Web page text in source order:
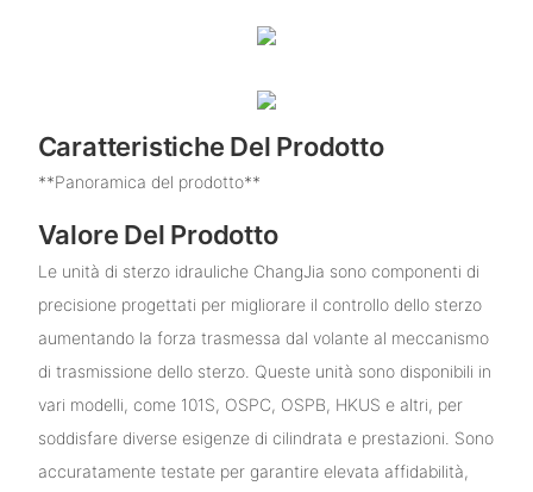
Caratteristiche Del Prodotto
**Panoramica del prodotto**
Valore Del Prodotto
Le unità di sterzo idrauliche ChangJia sono componenti di
precisione progettati per migliorare il controllo dello sterzo
aumentando la forza trasmessa dal volante al meccanismo
di trasmissione dello sterzo. Queste unità sono disponibili in
vari modelli, come 101S, OSPC, OSPB, HKUS e altri, per
soddisfare diverse esigenze di cilindrata e prestazioni. Sono
accuratamente testate per garantire elevata affidabilità,